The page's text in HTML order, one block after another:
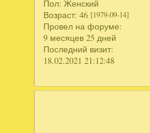
Пол: Женский
Возраст: 46 [1979-09-14]
Провел на форуме:
9 месяцев 25 дней
Последний визит:
18.02.2021 21:12:48